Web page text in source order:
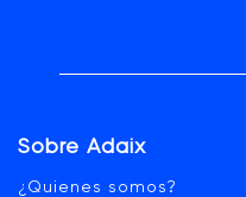
Sobre Adaix
¿Quienes somos?